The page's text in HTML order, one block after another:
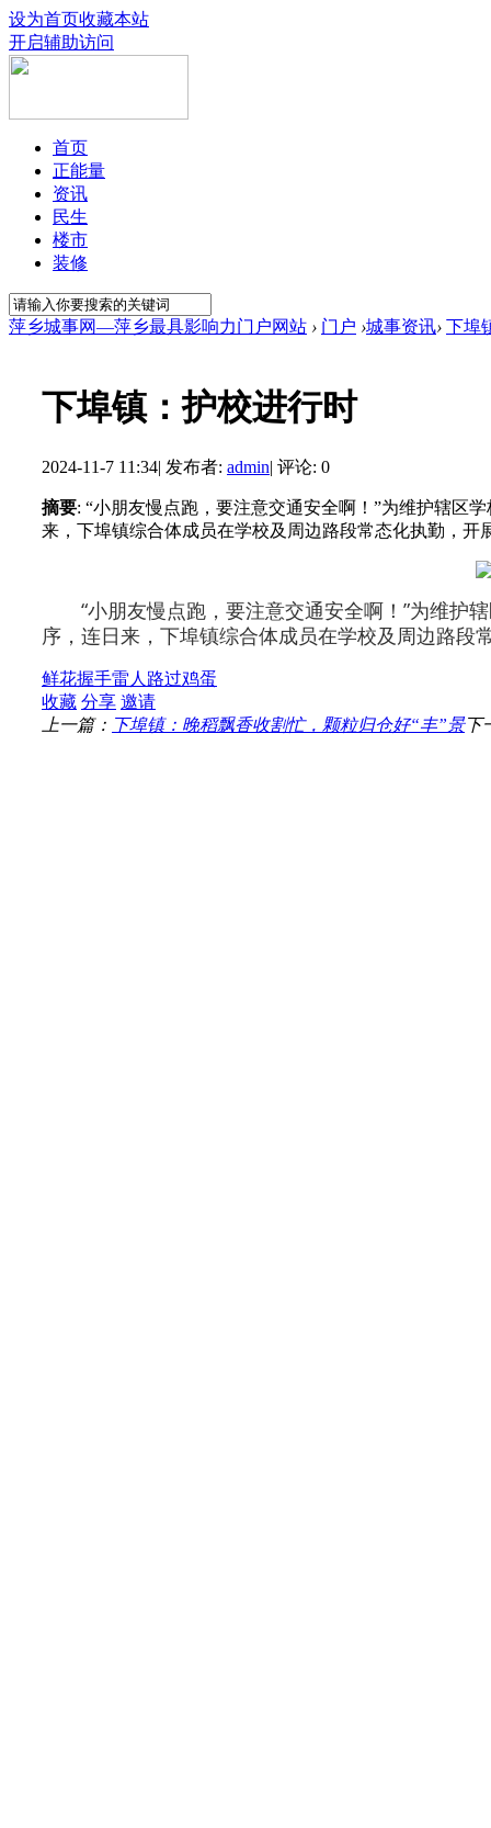
设为首页收藏本站
开启辅助访问
首页
正能量
资讯
民生
楼市
装修
萍乡城事网—萍乡最具影响力门户网站 › 门户 ›城事资讯› 下埠
下埠镇：护校进行时
2024-11-7 11:34| 发布者: admin| 评论: 0
摘要: “小朋友慢点跑，要注意交通安全啊！”为维护辖区
来，下埠镇综合体成员在学校及周边路段常态化执勤，开
“小朋友慢点跑，要注意交通安全啊！”为维护
序，连日来，下埠镇综合体成员在学校及周边路段
鲜花握手雷人 路过鸡蛋
收藏 分享 邀请
上一篇： 下埠镇：晚稻飘香收割忙，颗粒归仓好“丰”景下